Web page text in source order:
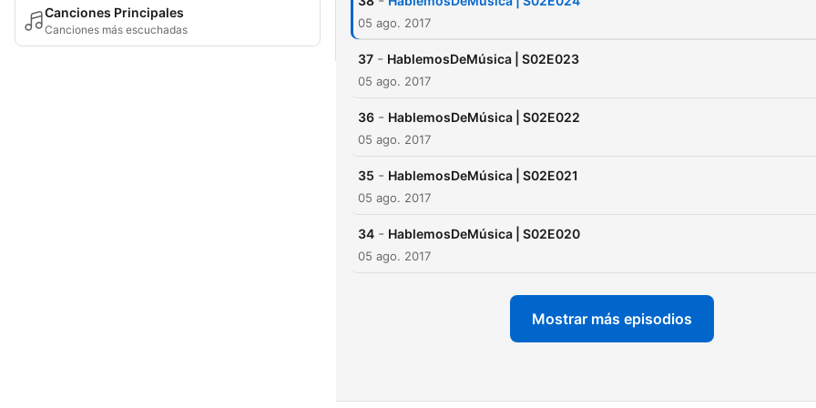
Canciones Principales
Canciones más escuchadas 05 ago. 2017
37 - HablemosDeMúsica | S02E023
05 ago. 2017
36 - HablemosDeMúsica | S02E022
05 ago. 2017
35 - HablemosDeMúsica | S02E021
05 ago. 2017
34 - HablemosDeMúsica | S02E020
05 ago. 2017
Mostrar más episodios